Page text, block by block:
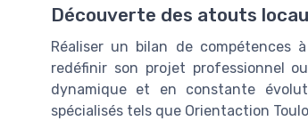
Découverte des atouts
Réaliser un bilan de compétences
redéfinir son projet professionnel
dynamique et en constante
spécialisés tels que Orientaction